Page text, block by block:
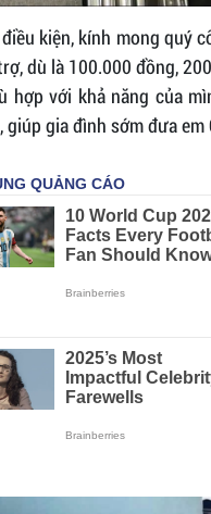
kiện, kính mong quý
dù là 100.000 đồng,
hợp với khả năng của
giúp gia đình sớm đưa